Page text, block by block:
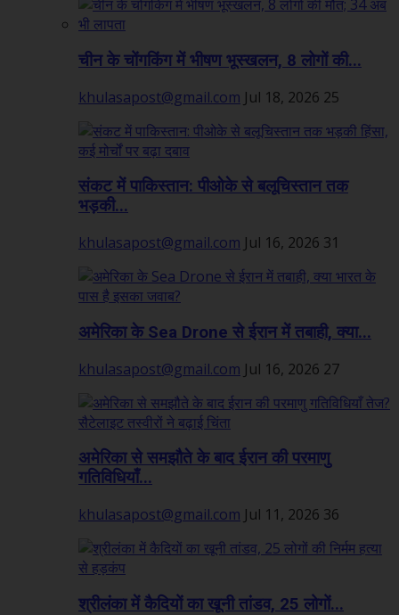
चीन के चोंगकिंग में भीषण भूस्खलन, 8 लोगों की...
khulasapost@gmail.com Jul 18, 2026 25
संकट में पाकिस्तान: पीओके से बलूचिस्तान तक
भड़की...
khulasapost@gmail.com Jul 16, 2026 31
अमेरिका के Sea Drone से ईरान में तबाही, क्या...
khulasapost@gmail.com Jul 16, 2026 27
अमेरिका से समझौते के बाद ईरान की परमाणु
गतिविधियाँ...
khulasapost@gmail.com Jul 11, 2026 36
श्रीलंका में कैदियों का खूनी तांडव, 25 लोगों...